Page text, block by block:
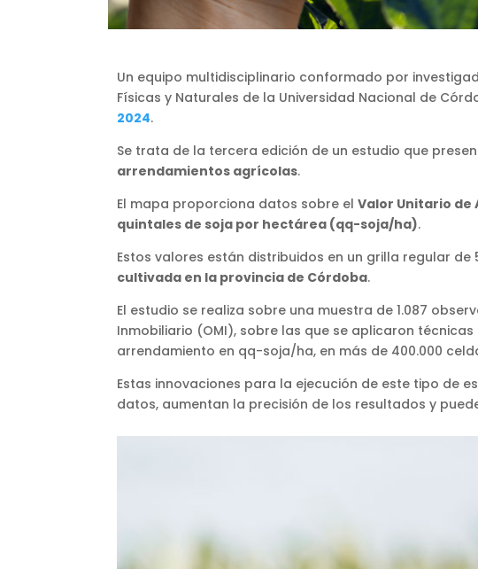
Un equipo multidisciplinario conformado por
Físicas y Naturales de la Universidad Nacional de
2024.
Se trata de la tercera edición de un estudio que
arrendamientos agrícolas.
El mapa proporciona datos sobre el Valor Unitario de
quintales de soja por hectárea (qq-soja/ha).
Estos valores están distribuidos en un grilla regular
cultivada en la provincia de Córdoba.
El estudio se realiza sobre una muestra de 1.087
Inmobiliario (OMI), sobre las que se aplicaron
arrendamiento en qq-soja/ha, en más de 400.000
Estas innovaciones para la ejecución de este tipo de
datos, aumentan la precisión de los resultados y